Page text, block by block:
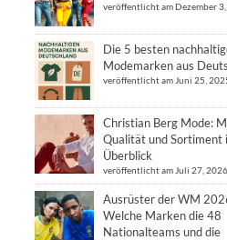
veröffentlicht am Dezember
Die 5 besten
Modemarken aus
veröffentlicht am Juni 25,
Christian Berg Mode:
Qualität und Sortiment
Überblick
veröffentlicht am Juli 27, 2026
Ausrüster der WM
Welche Marken die 48
Nationalteams und die